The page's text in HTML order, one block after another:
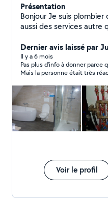
Présentation
Bonjour Je suis plombier
aussi des services autre
ne coute rien à bientot
Dernier avis laissé par
Il y a 6 mois
Pas plus d'info à donner parce
Mais la personne était très
Voir le profil